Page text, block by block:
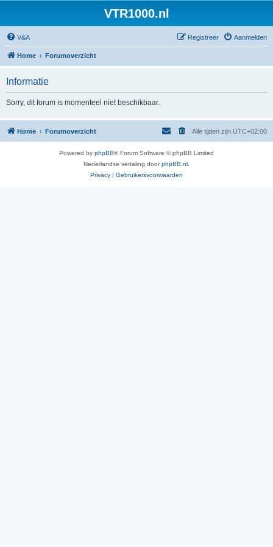
VTR1000.nl
V&A Aanmelden
Registreer
Home Forumoverzicht
Informatie
Sorry, dit forum is momenteel niet beschikbaar.
Home Forumoverzicht Alle tijden zijn UTC+02:00
Powered by phpBB® Forum Software © phpBB Limited
Nederlandse vertaling doorphpBB.nl
Privacy | Gebruikersvoorwaarden